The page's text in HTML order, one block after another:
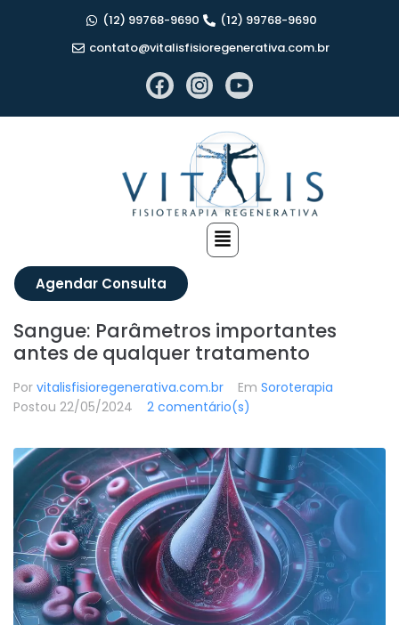
(12) 99768-9690
(12) 99768-9690
contato@vitalisfisioregenerativa.com.br
Agendar Consulta
Sangue: Parâmetros importantes
antes de qualquer tratamento
Por vitalisfisioregenerativa.com.br Em Soroterapia
Postou 22/05/2024 2 comentário(s)